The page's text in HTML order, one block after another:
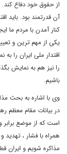
از حقوق خود دفاع کند.
آن قدرتمند بود. باید
کنار آمدن با مردم ما
یکی از مهم ترین و
اقتدار ملی ایران را به
را نیز هم به نمایش
باشیم.
وی با اشاره به بحث
در بیانات مقام معظم
است که از موضع برابر
همراه با فشار ، تهدید
مذاکره شویم و ایران